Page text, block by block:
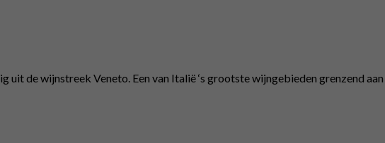
uit de wijnstreek Veneto. Een van Italië ‘s grootste wijngebieden grenzend